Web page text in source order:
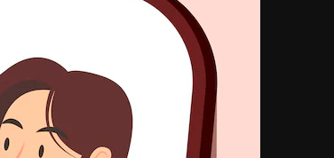
Academy
दस्तावेज़ीकरण
गोपनीयता नीति
कंपनी
मूल्य निर्धारण
हमारे बारे में
रिव्यू
करियर
खोज रुझान